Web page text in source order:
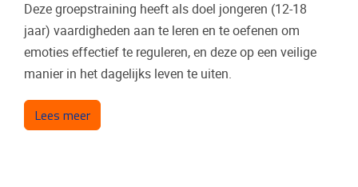
Deze groepstraining heeft als doel jongeren (12-18
jaar) vaardigheden aan te leren en te oefenen om
emoties effectief te reguleren, en deze op een veilige
manier in het dagelijks leven te uiten.
Lees meerover Emotion (12-18 jaar)